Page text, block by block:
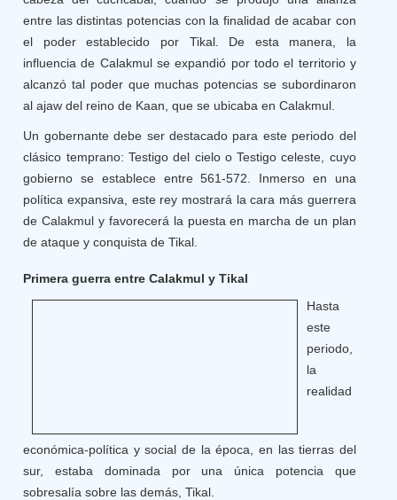
entre las distintas potencias con la finalidad de acabar con
el poder establecido por Tikal. De esta manera, la
influencia de Calakmul se expandió por todo el territorio y
alcanzó tal poder que muchas potencias se subordinaron
al ajaw del reino de Kaan, que se ubicaba en Calakmul.
Un gobernante debe ser destacado para este periodo del
clásico temprano: Testigo del cielo o Testigo celeste, cuyo
gobierno se establece entre 561-572. Inmerso en una
política expansiva, este rey mostrará la cara más guerrera
de Calakmul y favorecerá la puesta en marcha de un plan
de ataque y conquista de Tikal.
Primera guerra entre Calakmul y Tikal
Hasta
este
periodo,
la
realidad
económica-política y social de la época, en las tierras del
sur, estaba dominada por una única potencia que
sobresalía sobre las demás, Tikal.